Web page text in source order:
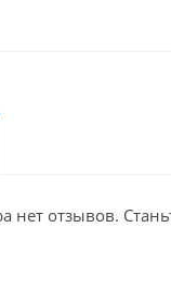
нет отзывов.